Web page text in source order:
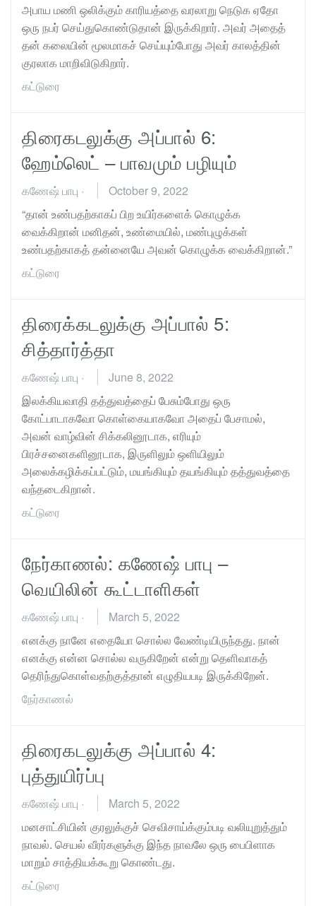
அபாய மணி ஒலிக்கும் காரியத்தை வரலாறு நெடுக ஏதோ
ஒரு நபர் செய்துகொண்டுதான் இருக்கிறார். அவர் அதைத்
தன் கலையின் மூலமாகச் செய்யும்போது அவர் காலத்தின்
குரலாக மாறிவிடுகிறார்.
கட்டுரை
திரைகடலுக்கு அப்பால் 6:
ஹேம்லெட் – பாவமும் பழியும்
கணேஷ் பாபு ·
October 9, 2022
“தான் உண்பதற்காகப் பிற உயிர்களைக் கொழுக்க
வைக்கிறான் மனிதன், உண்மையில், மண்புழுக்கள்
உண்பதற்காகத் தன்னையே அவன் கொழுக்க வைக்கிறான்.”
கட்டுரை
திரைக்கடலுக்கு அப்பால் 5:
சித்தார்த்தா
கணேஷ் பாபு ·
June 8, 2022
இலக்கியவாதி தத்துவத்தைப் பேசும்போது ஒரு
கோட்பாடாகவோ கொள்கையாகவோ அதைப் பேசாமல்,
அவன் வாழ்வின் சிக்கலினூடாக, எரியும்
பிரச்சனைகளினூடாக, இருளிலும் ஒளியிலும்
அலைக்கழிக்கப்பட்டும், மயங்கியும் தயங்கியும் தத்துவத்தை
வந்தடைகிறான்.
கட்டுரை
நேர்காணல்: கணேஷ் பாபு –
வெயிலின் கூட்டாளிகள்
கணேஷ் பாபு ·
March 5, 2022
எனக்கு நானே எதையோ சொல்ல வேண்டியிருந்தது. நான்
எனக்கு என்ன சொல்ல வருகிறேன் என்று தெளிவாகத்
தெரிந்துகொள்வதற்குத்தான் எழுதியபடி இருக்கிறேன்.
நேர்காணல்
திரைகடலுக்கு அப்பால் 4:
புத்துயிர்ப்பு
கணேஷ் பாபு ·
March 5, 2022
மனசாட்சியின் குரலுக்குச் செவிசாய்க்கும்படி வலியுறுத்தும்
நாவல். செயல் வீரர்களுக்கு இந்த நாவலே ஒரு பைபிளாக
மாறும் சாத்தியக்கூறு கொண்டது.
கட்டுரை